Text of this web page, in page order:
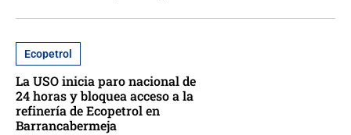
Ecopetrol
La USO inicia paro nacional de
24 horas y bloquea acceso a la
refinería de Ecopetrol en
Barrancabermeja